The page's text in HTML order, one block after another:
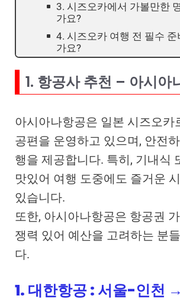
3. 시즈오카에서 가볼만한
가요?
4. 시즈오카 여행 전 필수
가요?
1. 항공사 추천 – 아시아
아시아나항공은 일본 시즈오카
공편을 운영하고 있으며, 안전
행을 제공합니다. 특히, 기내식
맛있어 여행 도중에도 즐거운
있습니다.
또한, 아시아나항공은 항공권
쟁력 있어 예산을 고려하는 분
다.
1. 대한항공 : 서울-인천